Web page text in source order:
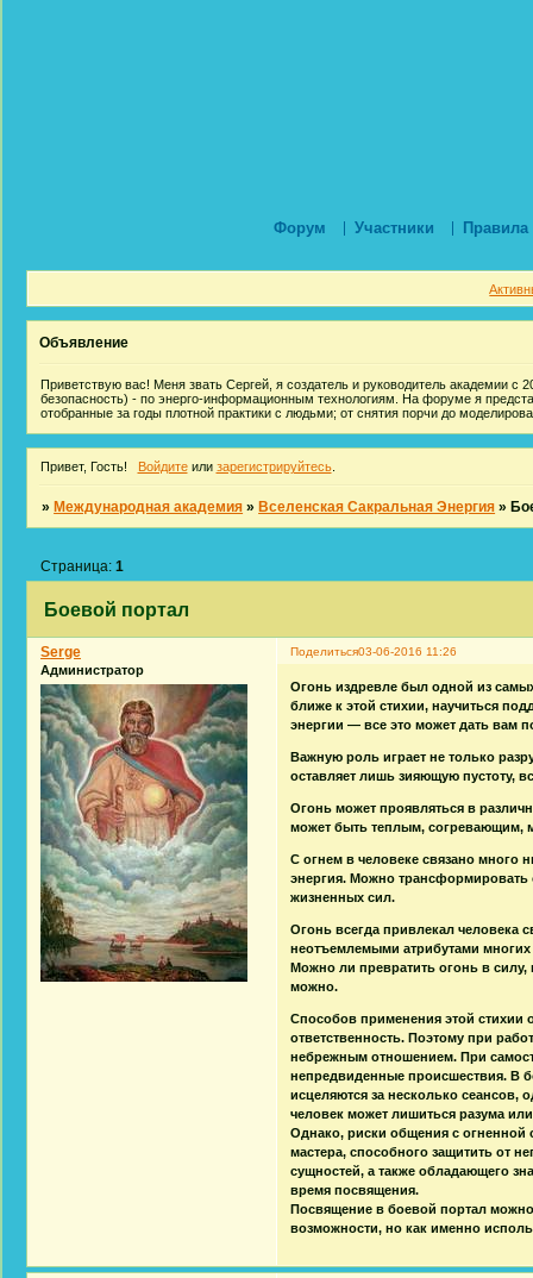
Форум Участники Правила
Объявление
Приветствую вас! Меня звать Сергей, я создатель и руководитель академии с
безопасность) - по энерго-информационным технологиям. На форуме я
отобранные за годы плотной практики с людьми; от снятия порчи до
Привет, Гость! Войдитеили зарегистрируйтесь.
»Международная академия »Вселенская Сакральная Энергия »
Боевой портал
Страница:1
Поделиться03-06-2016 11:26
Serge
Администратор
Огонь издревле был одной из
ближе к этой стихии, научиться
энергии — все это может дать вам
Важную роль играет не только
оставляет лишь зияющую пустоту,
Огонь может проявляться в
может быть теплым, согревающим,
С огнем в человеке связано много
энергия. Можно
жизненных сил.
Огонь всегда привлекал
неотъемлемыми атрибутами многих
Можно ли превратить огонь в силу,
можно.
Способов применения этой
ответственность. Поэтому при
небрежным отношением. При
непредвиденные происшествия. В
исцеляются за несколько сеансов,
человек может лишиться разума
Однако, риски общения с огненной
мастера, способного защитить от
сущностей, а также обладающего
время посвящения.
Посвящение в боевой портал можно
возможности, но как именно